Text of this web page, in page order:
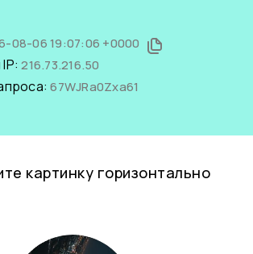
08-06 19:07:06 +0000
IP:216.73.216.50
67WJRa0Zxa61
картинку горизонтально